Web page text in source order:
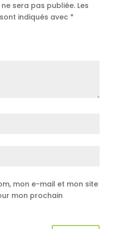
sera pas publiée. Les
indiqués avec *
mon e-mail et mon site
mon prochain